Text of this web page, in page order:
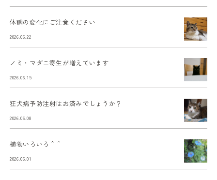
体調の変化にご注意ください
2026.06.22
ノミ・マダニ寄生が増えています
2026.06.15
狂犬病予防注射はお済みでしょうか？
2026.06.08
植物いろいろ＾＾
2026.06.01